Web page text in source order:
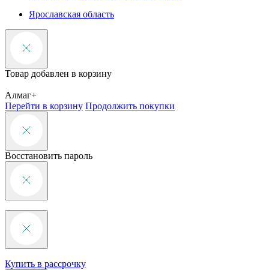
Ярославская область
Товар добавлен в корзину
Алмаг+
Перейти в корзину Продолжить покупки
Восстановить пароль
Купить в рассрочку